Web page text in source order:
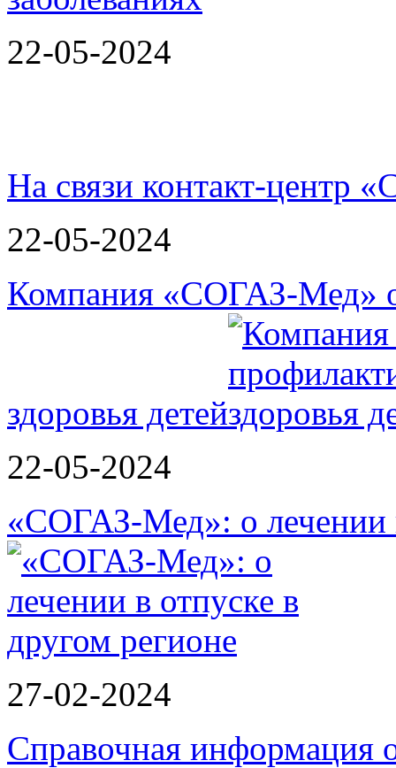
22-05-2024
На связи контакт-центр
22-05-2024
Компания «СОГАЗ-Мед»
здоровья детей
22-05-2024
«СОГАЗ-Мед»: о лечении
27-02-2024
Справочная информация